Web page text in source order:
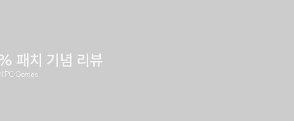
패치 기념 리뷰
PC Games